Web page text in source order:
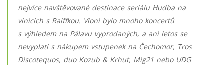
nejvíce navštěvované destinace seriálu Hudba na
vinicích s Raiffkou. Vloni bylo mnoho koncertů
s výhledem na Pálavu vyprodaných, a ani letos se
nevyplatí s nákupem vstupenek na Čechomor, Tros
Discotequos, duo Kozub & Krhut, Mig21 nebo UDG